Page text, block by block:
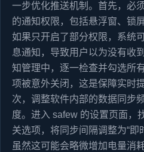
一步优化推送机制。首先，必
的通知权限，包括悬浮窗、锁
如果只开启了部分权限，系统
息通知，导致用户以为没有收
知管理中，逐一检查并勾选所
项被意外关闭，这是保障实时
次，调整软件内部的数据同步
度。进入 safew 的设置页面，
关选项，将同步间隔调整为“即
虽然这可能会略微增加电量消